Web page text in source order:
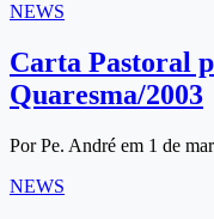
NEWS
Carta Pastoral
Quaresma/2003
Por Pe. André em 1 de
NEWS